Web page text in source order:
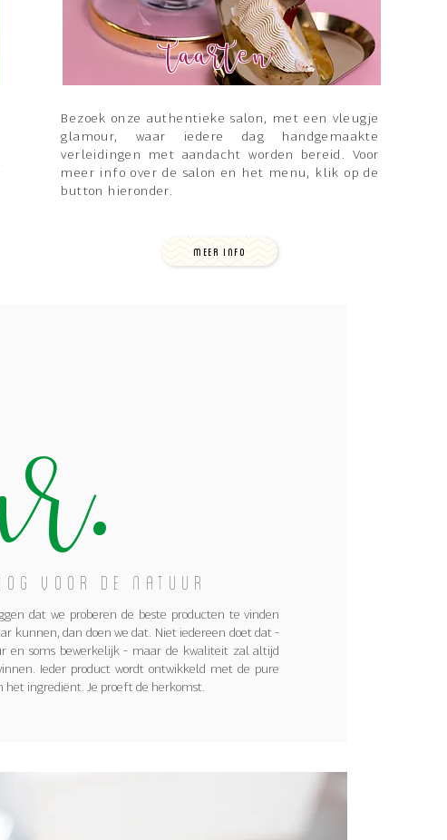
taarten
Bezoek onze authentieke salon, met een vleugje
glamour, waar iedere dag handgemaakte
verleidingen met aandacht worden bereid. Voor
meer info over de salon en het menu, klik op de
button hieronder.
MEER INFO
voor de natuur
dat we proberen de beste producten te vinden
kunnen, dan doen we dat. Niet iedereen doet dat -
en soms bewerkelijk - maar de kwaliteit zal altijd
Ieder product wordt ontwikkeld met de pure
het ingrediënt. Je proeft de herkomst.